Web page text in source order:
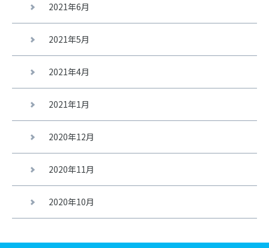
2021年6月
2021年5月
2021年4月
2021年1月
2020年12月
2020年11月
2020年10月